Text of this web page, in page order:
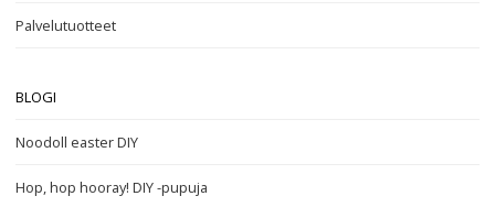
Palvelutuotteet
BLOGI
Noodoll easter DIY
Hop, hop hooray! DIY -pupuja